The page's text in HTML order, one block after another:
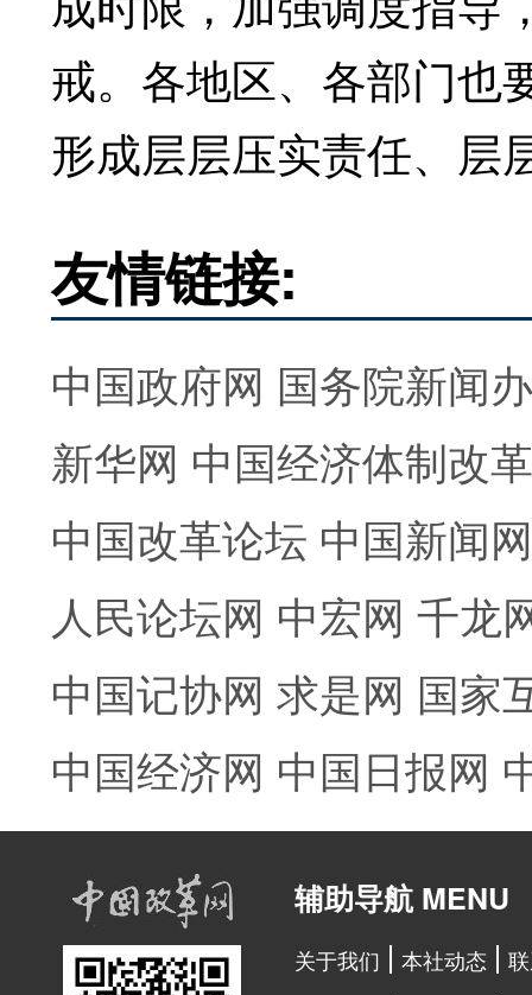
戒。各地区、各部门也
形成层层压实责任、层
友情链接:
中国政府网 国务院新闻
新华网 中国经济体制改
中国改革论坛 中国新闻网
人民论坛网 中宏网 千龙
中国记协网 求是网 国家
中国经济网 中国日报网
辅助导航 MENU
关于我们 本社动态